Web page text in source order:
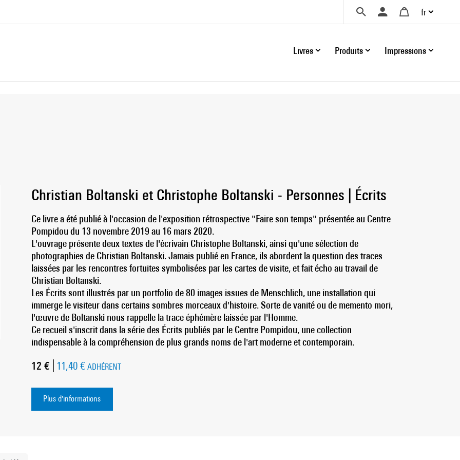
fr
Livres Produits Impressions
Christian Boltanski et Christophe Boltanski - Personnes | Écrits
Ce livre a été publié à l'occasion de l'exposition rétrospective "Faire son temps" présentée au Centre
Pompidou du 13 novembre 2019 au 16 mars 2020.
L'ouvrage présente deux textes de l'écrivain Christophe Boltanski, ainsi qu'une sélection de
photographies de Christian Boltanski. Jamais publié en France, ils abordent la question des traces
laissées par les rencontres fortuites symbolisées par les cartes de visite, et fait écho au travail de
Christian Boltanski.
Les Écrits sont illustrés par un portfolio de 80 images issues de Menschlich, une installation qui
immerge le visiteur dans certains sombres morceaux d'histoire. Sorte de vanité ou de memento mori,
l'œuvre de Boltanski nous rappelle la trace éphémère laissée par l'Homme.
Ce recueil s'inscrit dans la série des Écrits publiés par le Centre Pompidou, une collection
indispensable à la compréhension de plus grands noms de l'art moderne et contemporain.
Prix ​​actuel
12 € 11,40 € ADHÉRENT
Plus d'informations